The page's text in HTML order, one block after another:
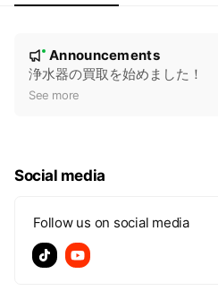
e
New
Announcements
浄水器の買取を始めました！
See more
Social media
Follow us on social media